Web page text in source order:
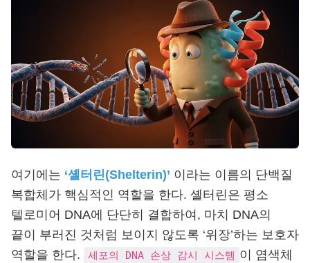
여기에는 ‘셸터린(Shelterin)’ 이라는 이름의 단백질
복합체가 핵심적인 역할을 한다. 셸터린은 평소
텔로미어 DNA에 단단히 결합하여, 마치 DNA의
끝이 부러진 것처럼 보이지 않도록 ‘위장’하는 보호자
역할을 한다.
세포의 DNA 손상 감시 시스템 이 염색체